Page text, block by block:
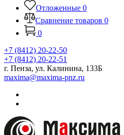
Отложенные 0
Сравнение товаров 0
0
+7 (8412) 20-22-50
+7 (8412) 20-22-51
г. Пенза, ул. Калинина, 133Б
maxima@maxima-pnz.ru